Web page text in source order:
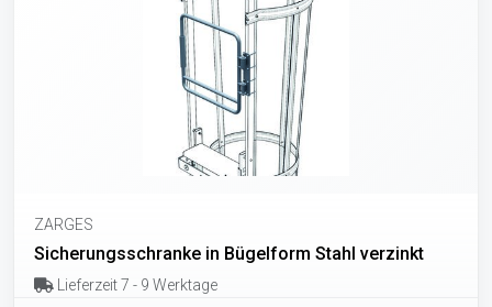
ZARGES
Sicherungsschranke in Bügelform Stahl verzinkt
Lieferzeit 7 - 9 Werktage